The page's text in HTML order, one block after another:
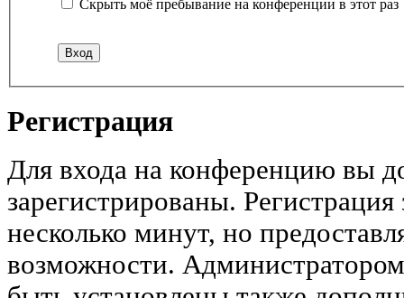
Скрыть моё пребывание на конференции в этот раз
Регистрация
Для входа на конференцию вы
зарегистрированы. Регистрация
несколько минут, но
возможности.